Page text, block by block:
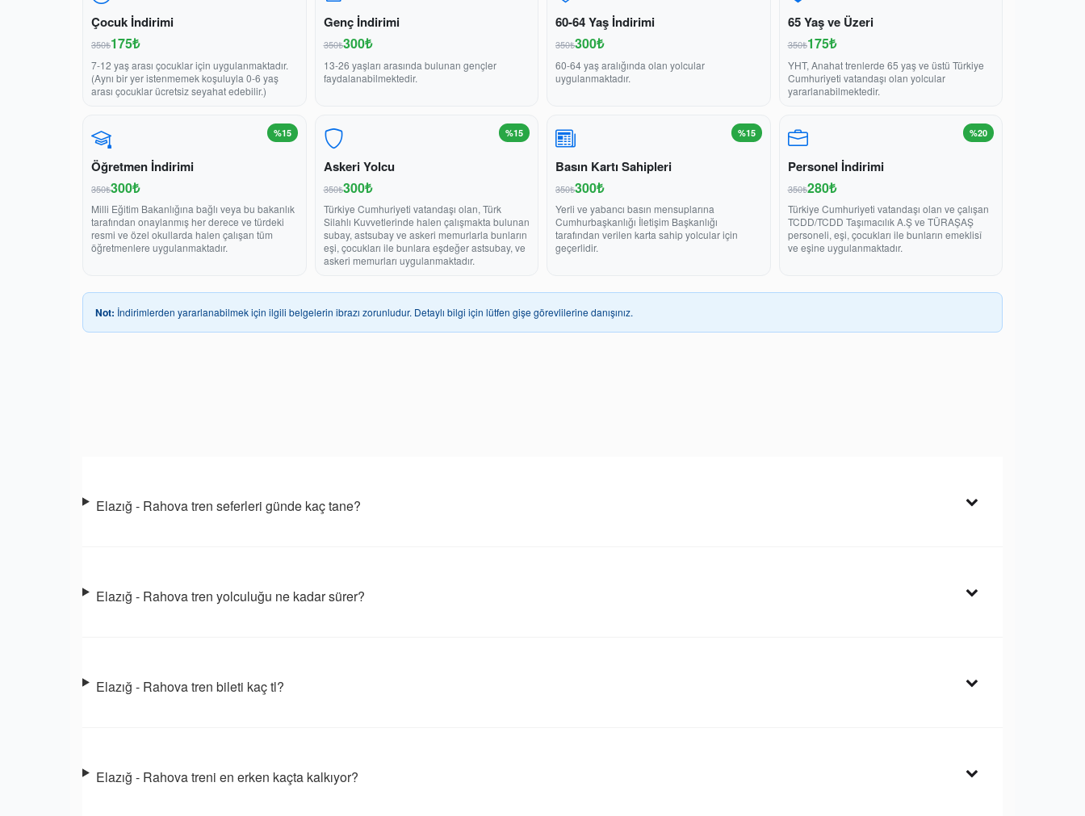
Çocuk İndirimi
350₺175₺
7-12 yaş arası çocuklar için uygulanmaktadır.
(Aynı bir yer istenmemek koşuluyla 0-6 yaş
arası çocuklar ücretsiz seyahat edebilir.)
Genç İndirimi
350₺300₺
13-26 yaşları arasında bulunan gençler
faydalanabilmektedir.
60-64 Yaş İndirimi
350₺300₺
60-64 yaş aralığında olan yolcular
uygulanmaktadır.
65 Yaş ve Üzeri
350₺175₺
YHT, Anahat trenlerde 65 yaş ve üstü Türkiye
Cumhuriyeti vatandaşı olan yolcular
yararlanabilmektedir.
%15
Öğretmen İndirimi
350₺300₺
Milli Eğitim Bakanlığına bağlı veya bu bakanlık
tarafından onaylanmış her derece ve türdeki
resmi ve özel okullarda halen çalışan tüm
öğretmenlere uygulanmaktadır.
%15
Askeri Yolcu
350₺300₺
Türkiye Cumhuriyeti vatandaşı olan, Türk
Silahlı Kuvvetlerinde halen çalışmakta bulunan
subay, astsubay ve askeri memurlarla bunların
eşi, çocukları ile bunlara eşdeğer astsubay, ve
askeri memurları uygulanmaktadır.
%15
Basın Kartı Sahipleri
350₺300₺
Yerli ve yabancı basın mensuplarına
Cumhurbaşkanlığı İletişim Başkanlığı
tarafından verilen karta sahip yolcular için
geçerlidir.
%20
Personel İndirimi
350₺280₺
Türkiye Cumhuriyeti vatandaşı olan ve çalışan
TCDD/TCDD Taşımacılık A.Ş ve TÜRAŞAŞ
personeli, eşi, çocukları ile bunların emeklisî
ve eşine uygulanmaktadır.
Not: İndirimlerden yararlanabilmek için ilgili belgelerin ibrazı zorunludur. Detaylı bilgi için lütfen gişe görevlilerine danışınız.
Elazığ - Rahova tren seferleri günde kaç tane?
Elazığ - Rahova tren yolculuğu ne kadar sürer?
Elazığ - Rahova tren bileti kaç tl?
Elazığ - Rahova treni en erken kaçta kalkıyor?